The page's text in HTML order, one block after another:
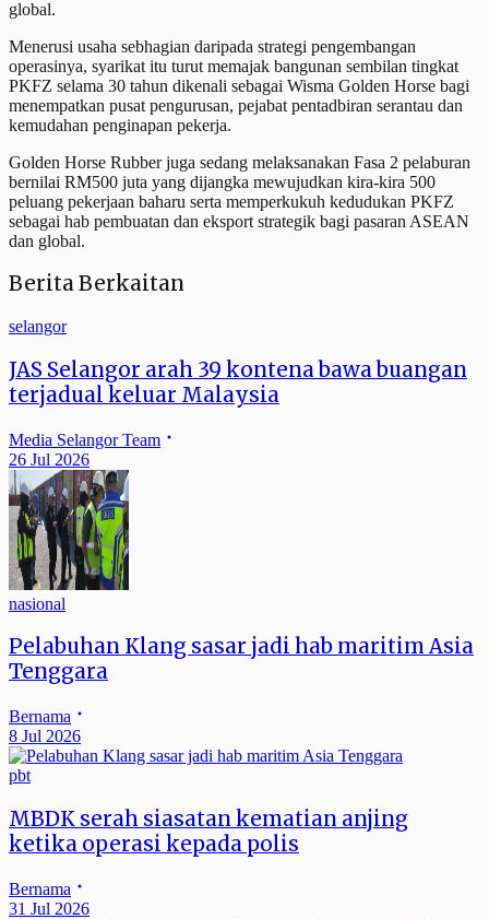
global.
Menerusi usaha sebhagian daripada strategi pengembangan
operasinya, syarikat itu turut memajak bangunan sembilan tingkat
PKFZ selama 30 tahun dikenali sebagai Wisma Golden Horse bagi
menempatkan pusat pengurusan, pejabat pentadbiran serantau dan
kemudahan penginapan pekerja.
Golden Horse Rubber juga sedang melaksanakan Fasa 2 pelaburan
bernilai RM500 juta yang dijangka mewujudkan kira-kira 500
peluang pekerjaan baharu serta memperkukuh kedudukan PKFZ
sebagai hab pembuatan dan eksport strategik bagi pasaran ASEAN
dan global.
Berita Berkaitan
selangor
JAS Selangor arah 39 kontena bawa buangan
terjadual keluar Malaysia
Media Selangor Team
26 Jul 2026
nasional
Pelabuhan Klang sasar jadi hab maritim Asia
Tenggara
Bernama
8 Jul 2026
pbt
MBDK serah siasatan kematian anjing
ketika operasi kepada polis
Bernama
31 Jul 2026